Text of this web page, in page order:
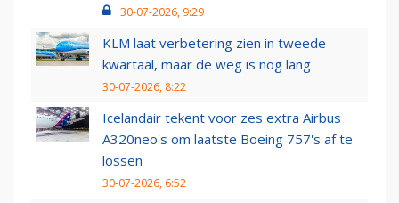
30-07-2026, 9:29
KLM laat verbetering zien in tweede
kwartaal, maar de weg is nog lang
30-07-2026, 8:22
Icelandair tekent voor zes extra Airbus
A320neo's om laatste Boeing 757's af te
lossen
30-07-2026, 6:52